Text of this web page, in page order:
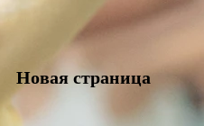
Новая страница